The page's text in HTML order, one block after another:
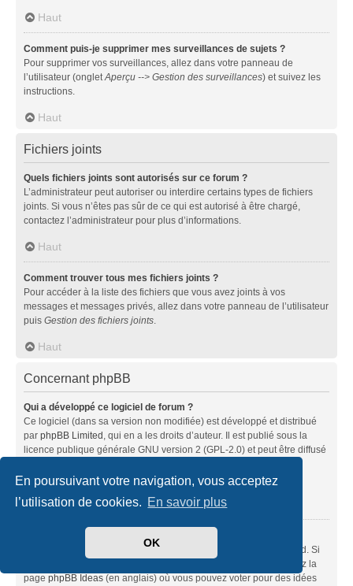
En poursuivant votre navigation, vous acceptez
l’utilisation de cookies. En savoir plus
OK
Haut
Comment puis-je supprimer mes surveillances de sujets ?
Pour supprimer vos surveillances, allez dans votre panneau de
l’utilisateur (ongletAperçu --> Gestion des surveillances) et suivez les
instructions.
Haut
Fichiers joints
Quels fichiers joints sont autorisés sur ce forum ?
L’administrateur peut autoriser ou interdire certains types de fichiers
joints. Si vous n’êtes pas sûr de ce qui est autorisé à être chargé,
contactez l’administrateur pour plus d’informations.
Haut
Comment trouver tous mes fichiers joints ?
Pour accéder à la liste des fichiers que vous avez joints à vos
messages et messages privés, allez dans votre panneau de l’utilisateur
puis Gestion des fichiers joints.
Haut
Concernant phpBB
Qui a développé ce logiciel de forum ?
Ce logiciel (dans sa version non modifiée) est développé et distribué
par phpBB Limited, qui en a les droits d’auteur. Il est publié sous la
licence publique générale GNU version 2 (GPL-2.0) et peut être diffusé
À propos de phpBB» (en anglais).
Haut
Ce logiciel a été développé et mis sous licence par phpBB Limited. Si
vous pensez qu’une fonctionnalité nécessite d’être ajoutée, visitez la
page phpBB Ideas (en anglais) où vous pouvez voter pour des idées